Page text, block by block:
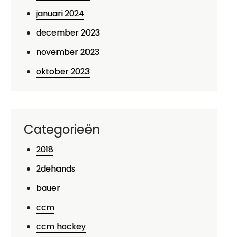
januari 2024
december 2023
november 2023
oktober 2023
Categorieën
2018
2dehands
bauer
ccm
ccm hockey